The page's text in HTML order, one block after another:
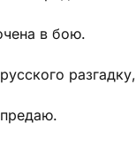
в бою.
разгадку,